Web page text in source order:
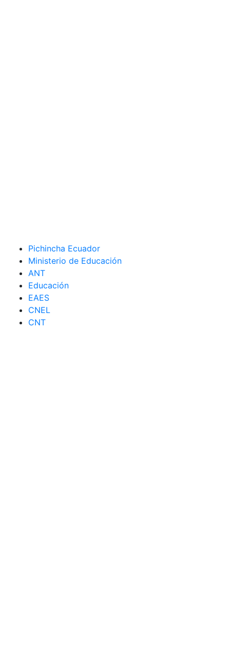
Pichincha Ecuador
Ministerio de Educación
ANT
Educación
EAES
CNEL
CNT